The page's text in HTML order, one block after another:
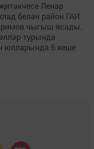
Ленар
белән район ГАИ
чыгыш ясады.
турында
юлларында 6 кеше